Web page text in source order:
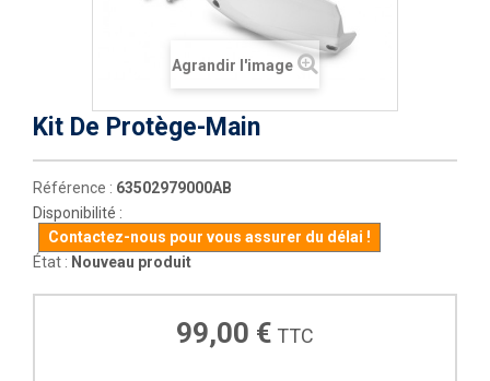
Agrandir l'image
Kit De Protège-Main
Référence : 63502979000AB
Disponibilité :
Contactez-nous pour vous assurer du délai !
État : Nouveau produit
99,00 € TTC